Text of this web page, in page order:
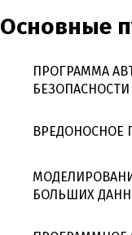
Основные
ПРОГРАММА
ВРЕДОНОСНОЕ
БОЛЬШИХ